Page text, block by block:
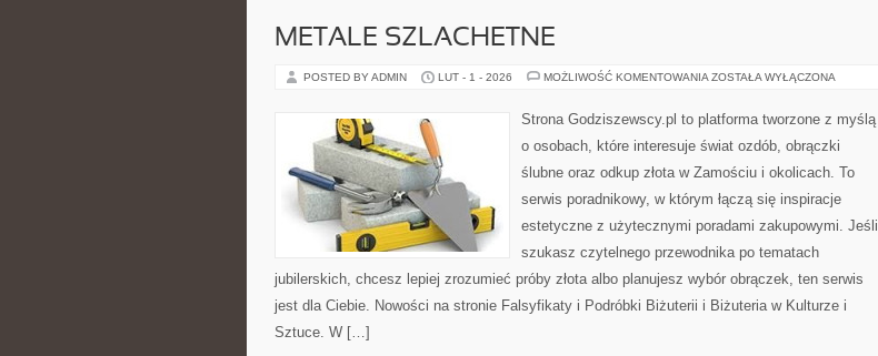
METALE SZLACHETNE
POSTED BY ADMIN LUT - 1 - 2026 MOŻLIWOŚĆ KOMENTOWANIA METALE
ZOSTAŁA WYŁĄCZONA
Strona Godziszewscy.pl to platforma tworzone z myślą
o osobach, które interesuje świat ozdób, obrączki
ślubne oraz odkup złota w Zamościu i okolicach. To
serwis poradnikowy, w którym łączą się inspiracje
estetyczne z użytecznymi poradami zakupowymi. Jeśli
szukasz czytelnego przewodnika po tematach
jubilerskich, chcesz lepiej zrozumieć próby złota albo planujesz wybór obrączek, ten serwis
jest dla Ciebie. Nowości na stronie Falsyfikaty i Podróbki Biżuterii i Biżuteria w Kulturze i
Sztuce. W […]